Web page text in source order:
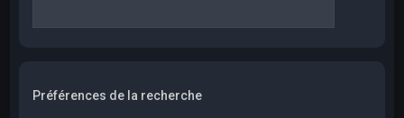
Préférences de la recherche